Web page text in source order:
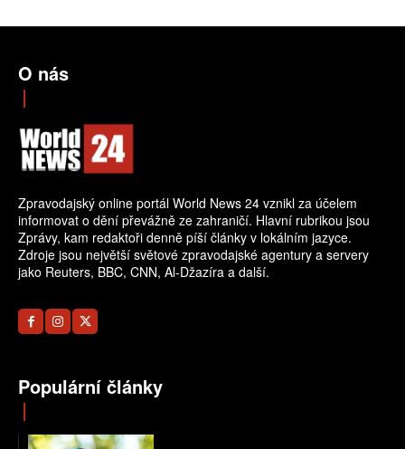
O nás
Zpravodajský online portál World News 24 vznikl za účelem
informovat o dění převážně ze zahraničí. Hlavní rubrikou jsou
Zprávy, kam redaktoři denně píší články v lokálním jazyce.
Zdroje jsou největší světové zpravodajské agentury a servery
jako Reuters, BBC, CNN, Al-Džazíra a další.
Populární články